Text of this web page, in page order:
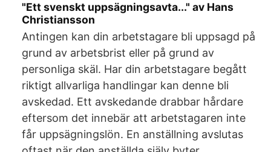
"Ett svenskt uppsägningsavta..." av Hans
Christiansson
Antingen kan din arbetstagare bli uppsagd på
grund av arbetsbrist eller på grund av
personliga skäl. Har din arbetstagare begått
riktigt allvarliga handlingar kan denne bli
avskedad. Ett avskedande drabbar hårdare
eftersom det innebär att arbetstagaren inte
får uppsägningslön. En anställning avslutas